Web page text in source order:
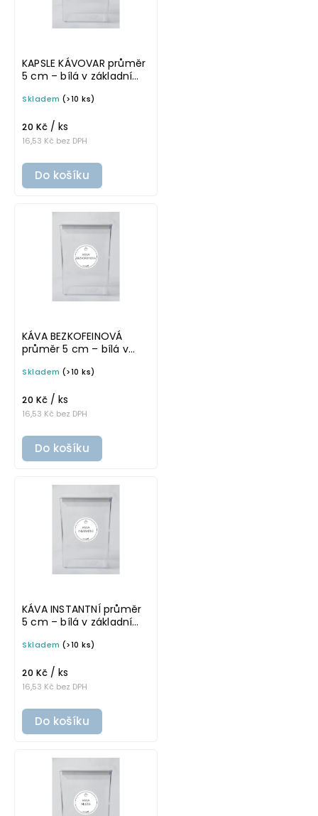
KAPSLE KÁVOVAR průměr
5 cm – bílá v základním
samolepka na
Skladem (>10 ks)
16,53 Kč bez DPH
20 Kč / ks
Do košíku
KÁVA BEZKOFEINOVÁ
průměr 5 cm – bílá v
omyvatelná samolepka
Skladem (>10 ks)
16,53 Kč bez DPH
20 Kč / ks
Do košíku
KÁVA INSTANTNÍ průměr
5 cm – bílá v základním
samolepka na
Skladem (>10 ks)
16,53 Kč bez DPH
20 Kč / ks
Do košíku